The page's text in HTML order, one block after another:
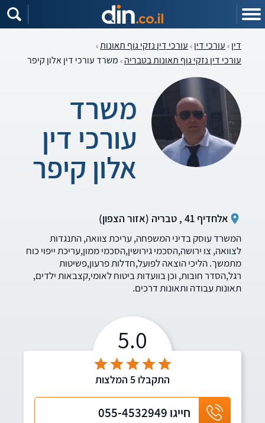
דין עורכי דין עורכי דין נזקי גוף תאונות
עורכי דין נזקי גוף תאונות בטבריה משרד עורכי דין אלון קיפר
משרד
עורכי דין
אלון קיפר
אלחדיף 41 , טבריה (אזור הצפון)
המשרד עוסק בדיני המשפחה, עריכת צוואה, התנגדות
לצוואה, צו ירושה,הסכמי גירושין,הסכמי ממון,עריכת ייפוי כוח
מתמשך. הליכי הוצאה לפועל,חדלות פרעון,פשיטות
רגל,הסדר חובות, וכן בוועדות ביטוח לאומי,קצבאות ילדים,
תאונות עבודה ותאונות דרכים.
5.0
התקבלו 5 המלצות
חייגו 055-4532949